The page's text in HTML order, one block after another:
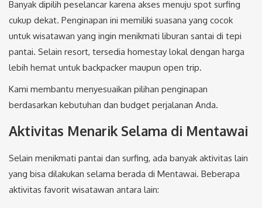
Banyak dipilih peselancar karena akses menuju spot surfing
cukup dekat. Penginapan ini memiliki suasana yang cocok
untuk wisatawan yang ingin menikmati liburan santai di tepi
pantai. Selain resort, tersedia homestay lokal dengan harga
lebih hemat untuk backpacker maupun open trip.
Kami membantu menyesuaikan pilihan penginapan
berdasarkan kebutuhan dan budget perjalanan Anda.
Aktivitas Menarik Selama di Mentawai
Selain menikmati pantai dan surfing, ada banyak aktivitas lain
yang bisa dilakukan selama berada di Mentawai. Beberapa
aktivitas favorit wisatawan antara lain: